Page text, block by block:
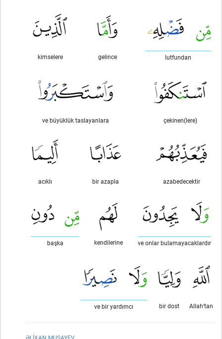
lutfundan
gelince
kimselere
çekinen(lere)
ve büyüklük taslayanlara
azabedecektir
bir azapla
acıklı
ve onlar bulamayacaklardır
kendilerine
başka
Allah'tan
bir dost
ve bir yardımcı